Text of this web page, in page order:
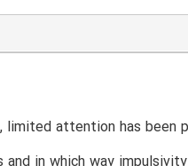
limited attention has